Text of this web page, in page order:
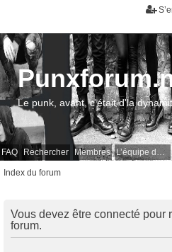
FAQ Rechercher Membres L’équipe du forum
Le punk, avant, c'était d'la
Index du forum
Vous devez être connecté pour
forum.